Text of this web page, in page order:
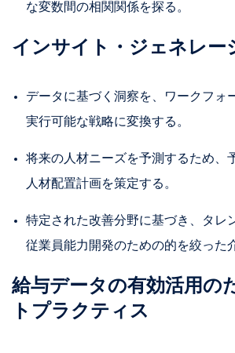
な変数間の相関関係を探る。
インサイト・ジェネレー
データに基づく洞察を、ワークフォ
実行可能な戦略に変換する。
将来の人材ニーズを予測するため、
人材配置計画を策定する。
特定された改善分野に基づき、タレ
従業員能力開発のための的を絞った
給与データの有効活用の
トプラクティス